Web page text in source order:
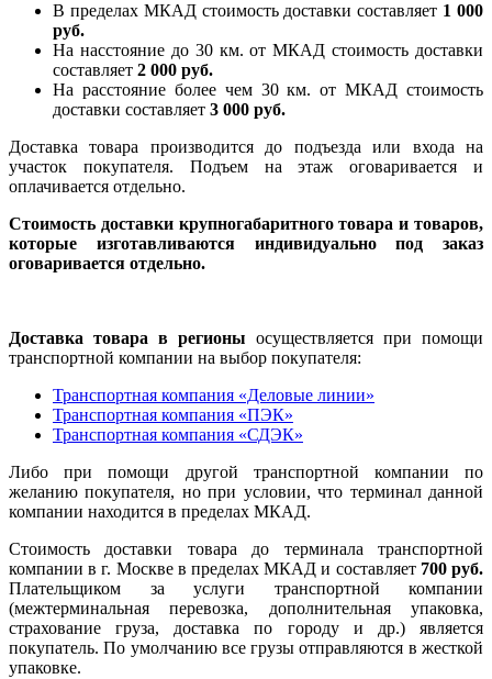
В пределах МКАД стоимость доставки составляет 1 000
руб.
На насcтояние до 30 км. от МКАД стоимость доставки
составляет 2 000 руб.
На расстояние более чем 30 км. от МКАД стоимость
доставки составляет 3 000 руб.
Доставка товара производится до подъезда или входа на
участок покупателя. Подъем на этаж оговаривается и
оплачивается отдельно.
Стоимость доставки крупногабаритного товара и товаров,
которые изготавливаются индивидуально под заказ
оговаривается отдельно.
Доставка товара в регионы осуществляется при помощи
транспортной компании на выбор покупателя:
Транспортная компания «Деловые линии»
Транспортная компания «ПЭК»
Транспортная компания «СДЭК»
Либо при помощи другой транспортной компании по
желанию покупателя, но при условии, что терминал данной
компании находится в пределах МКАД.
Стоимость доставки товара до терминала транспортной
компании в г. Москве в пределах МКАД и составляет 700 руб.
Плательщиком за услуги транспортной компании
(межтерминальная перевозка, дополнительная упаковка,
страхование груза, доставка по городу и др.) является
покупатель. По умолчанию все грузы отправляются в жесткой
упаковке.